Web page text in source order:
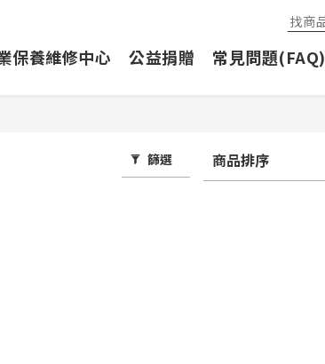
保養維修中心 公益捐贈 常見問題(FAQ)
篩選 商品排序